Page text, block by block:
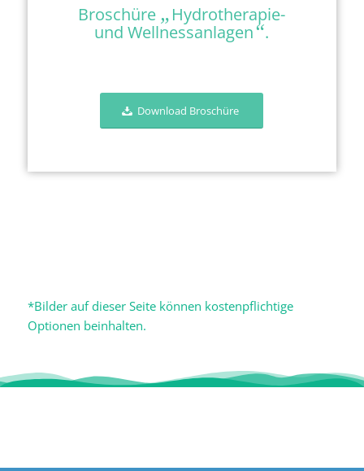
Broschüre „Hydrotherapie-
und Wellnessanlagen“.
Download Broschüre
*Bilder auf dieser Seite können kostenpflichtige
Optionen beinhalten.